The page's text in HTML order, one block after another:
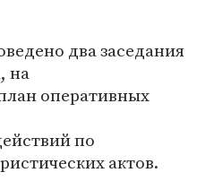
два заседания
на
оперативных
по
актов.